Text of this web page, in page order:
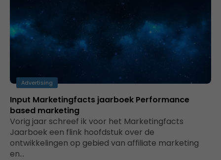
Advertising
Input Marketingfacts jaarboek Performance
based marketing
Vorig jaar schreef ik voor het Marketingfacts
Jaarboek een flink hoofdstuk over de
ontwikkelingen op gebied van affiliate marketing
en…